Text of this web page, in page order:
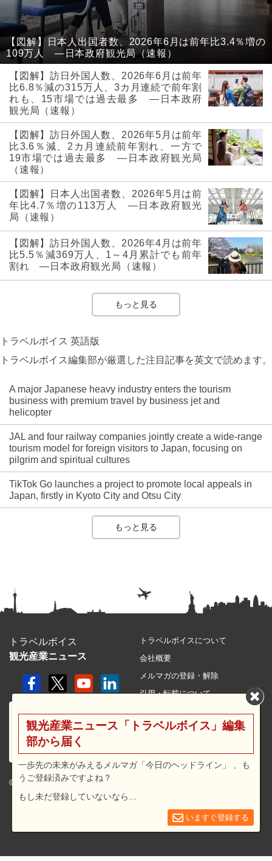
【図解】日本人出国者数、2026年6月は前年比3.4％増の
109万人 ―日本政府観光局（速報）
【図解】訪日外国人数、2026年6月は前年
比6.8％減の315万人、3カ月連続で前年割
れも、15市場では過去最多 ―日本政府
観光局（速報）
【図解】訪日外国人数、2026年5月は前年
比3.6％減、2カ月連続前年割れ、一方で
19市場では過去最多 ―日本政府観光局
（速報）
【図解】日本人出国者数、2026年5月は前
年比4.7％増の113万人 ―日本政府観光
局（速報）
【図解】訪日外国人数、2026年4月は前年
比5.5％減369万人、1～4月累計でも前年
割れ ―日本政府観光局（速報）
もっと見る
トラベルボイス 英語版
トラベルボイス編集部が厳選した注目記事を英文で読めます。
A major Japanese heavy industry enters the tourism
business with premium travel by business jet and
helicopter
JAL and four railway companies jointly create a wide-range
tourism model for foreign visitors to Japan, focusing on
pilgrim and spiritual cultures
TikTok Go launches a project to promote local appeals in
Japan, firstly in Kyoto City and Otsu City
もっと見る
トラベルボイス
観光産業ニュース
© 2026 travel voice.
トラベルボイスについて
会社概要
メルマガの登録・解除
引用・転載について
利用規約
広告メニュー・料金
観光産業ニュース「トラベルボイス」編集
部から届く
一歩先の未来がみえるメルマガ「今日のヘッドライン」 、も
うご登録済みですよね？
もし未だ登録していないなら…
いますぐ登録する